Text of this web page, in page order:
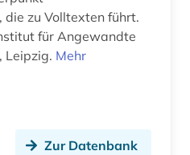
zu Volltexten führt.
für Angewandte
Leipzig. Mehr
Zur Datenbank